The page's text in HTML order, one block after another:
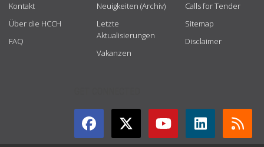
Kontakt
Über die HCCH
FAQ
Neuigkeiten (Archiv)
Letzte
Aktualisierungen
Vakanzen
Calls for Tender
Sitemap
Disclaimer